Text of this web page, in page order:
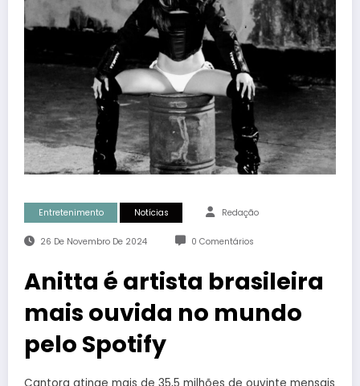
Entretenimento Notícias Redação
26 De Novembro De 2024 0 Comentários
Anitta é artista brasileira
mais ouvida no mundo
pelo Spotify
Cantora atinge mais de 35,5 milhões de ouvinte mensais